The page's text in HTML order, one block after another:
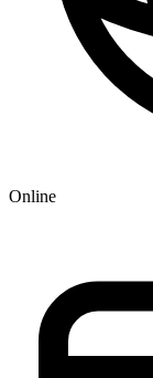
Online